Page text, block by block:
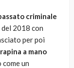
criminale
2018 con
per poi
rapina a mano
un